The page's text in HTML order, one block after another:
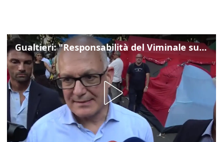
Gualtieri: "Responsabilità del Viminale su Spin Time? La posizione dei partiti è nota"